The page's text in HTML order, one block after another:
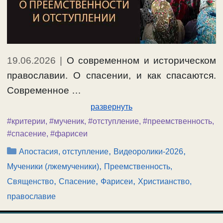
19.06.2026
О современном и историческом
православии. О спасении, и как спасаются.
Современное …
развернуть
#критерии, #мученик, #отступление, #преемственность,
#спасение, #фарисеи
Рубрики
Апостасия, отступление, Видеоролики-2026,
Мученики (лжемученики), Преемственность,
Священство, Спасение, Фарисеи, Христианство,
православие